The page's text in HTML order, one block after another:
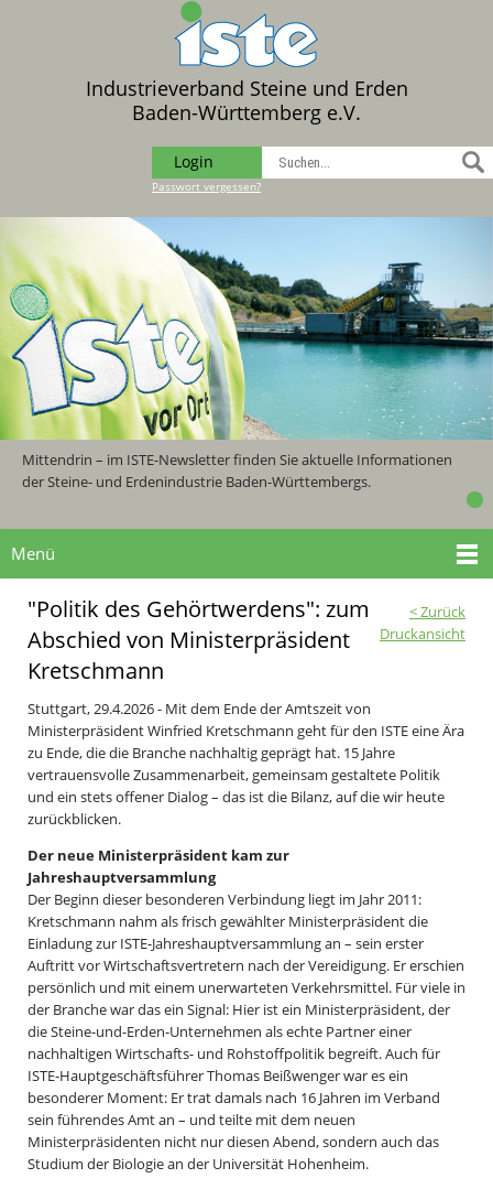
Industrieverband Steine und Erden
Baden-Württemberg e.V.
Login
Passwort vergessen?
Mittendrin – im ISTE-Newsletter finden Sie aktuelle Informationen
der Steine- und Erdenindustrie Baden-Württembergs.
Menü
< Zurück
Druckansicht
"Politik des Gehörtwerdens": zum
Abschied von Ministerpräsident
Kretschmann
Stuttgart, 29.4.2026 - Mit dem Ende der Amtszeit von
Ministerpräsident Winfried Kretschmann geht für den ISTE eine Ära
zu Ende, die die Branche nachhaltig geprägt hat. 15 Jahre
vertrauensvolle Zusammenarbeit, gemeinsam gestaltete Politik
und ein stets offener Dialog – das ist die Bilanz, auf die wir heute
zurückblicken.
Der neue Ministerpräsident kam zur
Jahreshauptversammlung
Der Beginn dieser besonderen Verbindung liegt im Jahr 2011:
Kretschmann nahm als frisch gewählter Ministerpräsident die
Einladung zur ISTE-Jahreshauptversammlung an – sein erster
Auftritt vor Wirtschaftsvertretern nach der Vereidigung. Er erschien
persönlich und mit einem unerwarteten Verkehrsmittel. Für viele in
der Branche war das ein Signal: Hier ist ein Ministerpräsident, der
die Steine-und-Erden-Unternehmen als echte Partner einer
nachhaltigen Wirtschafts- und Rohstoffpolitik begreift. Auch für
ISTE-Hauptgeschäftsführer Thomas Beißwenger war es ein
besonderer Moment: Er trat damals nach 16 Jahren im Verband
sein führendes Amt an – und teilte mit dem neuen
Ministerpräsidenten nicht nur diesen Abend, sondern auch das
Studium der Biologie an der Universität Hohenheim.